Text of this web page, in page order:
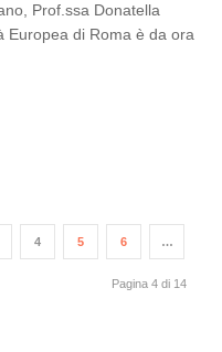
Prof.ssa Donatella
Europea di Roma è da ora
4 5 6 …
Pagina 4 di 14